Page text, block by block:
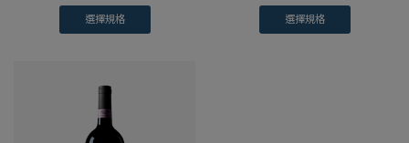
選擇規格 選擇規格